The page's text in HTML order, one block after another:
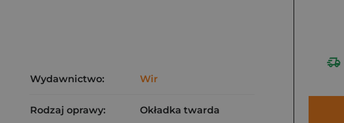
Wydawnictwo: Wir
Rodzaj oprawy: Okładka twarda